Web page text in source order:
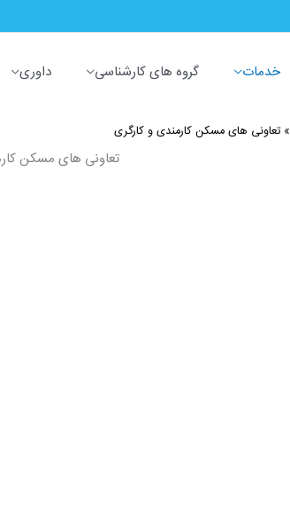
خدمات گروه های کارشناسی داوری
»تعاونی های مسکن کارمندی و کارگری